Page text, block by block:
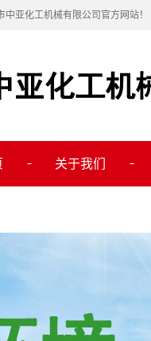
中亚化工机械有限公司官方网站！
关于我们
联系我们